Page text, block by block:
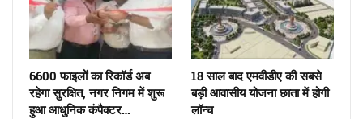
6600 फाइलों का रिकॉर्ड अब
रहेगा सुरक्षित, नगर निगम में शुरू
हुआ आधुनिक कंपैक्टर…
18 साल बाद एमवीडीए की सबसे
बड़ी आवासीय योजना छाता में होगी
लॉन्च